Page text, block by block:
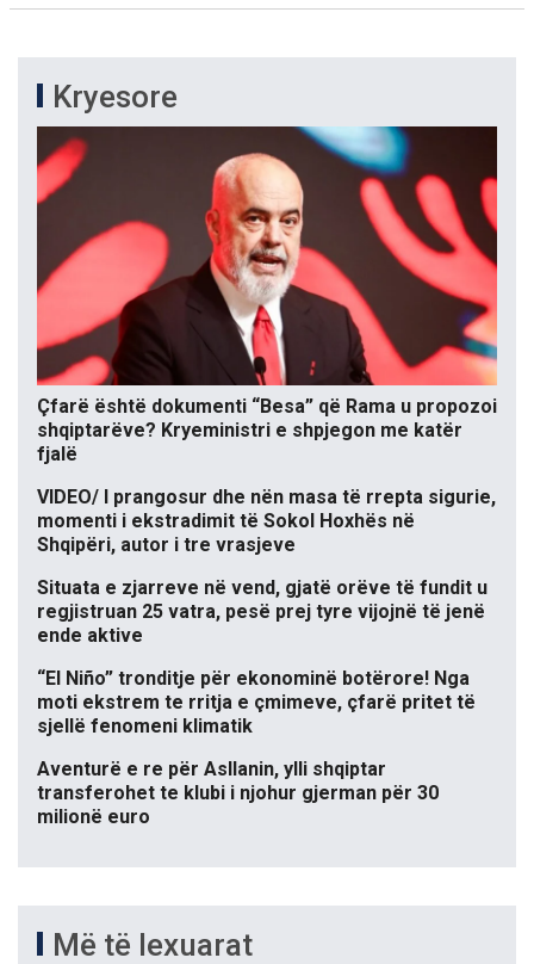
Kryesore
Çfarë është dokumenti “Besa” që Rama u propozoi
shqiptarëve? Kryeministri e shpjegon me katër
fjalë
VIDEO/ I prangosur dhe nën masa të rrepta sigurie,
momenti i ekstradimit të Sokol Hoxhës në
Shqipëri, autor i tre vrasjeve
Situata e zjarreve në vend, gjatë orëve të fundit u
regjistruan 25 vatra, pesë prej tyre vijojnë të jenë
ende aktive
“El Niño” tronditje për ekonominë botërore! Nga
moti ekstrem te rritja e çmimeve, çfarë pritet të
sjellë fenomeni klimatik
Aventurë e re për Asllanin, ylli shqiptar
transferohet te klubi i njohur gjerman për 30
milionë euro
Më të lexuarat